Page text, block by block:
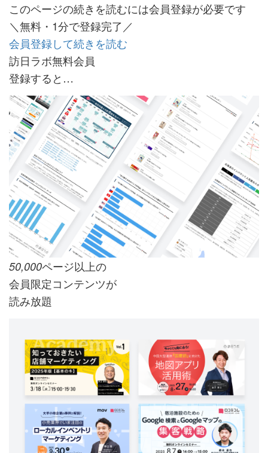
このページの続きを読むには会員登録が必要です
＼無料・1分で登録完了／
会員登録して続きを読む
訪日ラボ無料会員
登録すると…
50,000ページ以上の
会員限定コンテンツが
読み放題